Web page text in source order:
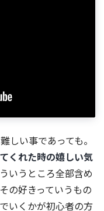
しい事であっても。
くれた時の嬉しい気
いうところ全部含め
の好きっていうもの
いくかが初心者の方